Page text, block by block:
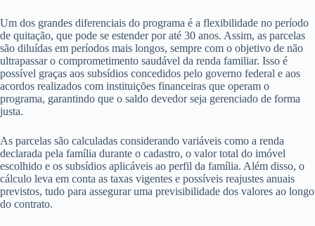
Um dos grandes diferenciais do programa é a flexibilidade no período
de quitação, que pode se estender por até 30 anos. Assim, as parcelas
são diluídas em períodos mais longos, sempre com o objetivo de não
ultrapassar o comprometimento saudável da renda familiar. Isso é
possível graças aos subsídios concedidos pelo governo federal e aos
acordos realizados com instituições financeiras que operam o
programa, garantindo que o saldo devedor seja gerenciado de forma
justa.
As parcelas são calculadas considerando variáveis como a renda
declarada pela família durante o cadastro, o valor total do imóvel
escolhido e os subsídios aplicáveis ao perfil da família. Além disso, o
cálculo leva em conta as taxas vigentes e possíveis reajustes anuais
previstos, tudo para assegurar uma previsibilidade dos valores ao longo
do contrato.